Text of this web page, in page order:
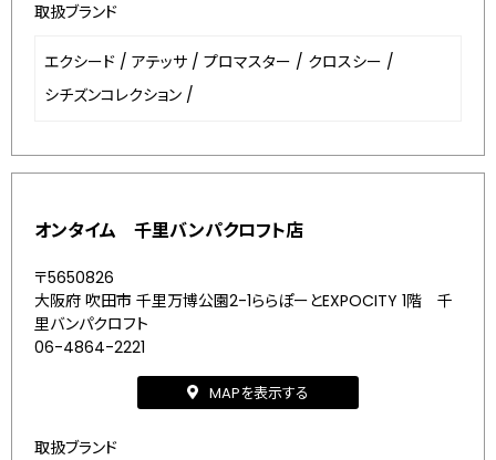
取扱ブランド
エクシード / アテッサ / プロマスター / クロスシー /
シチズンコレクション /
オンタイム 千里バンパクロフト店
〒5650826
大阪府 吹田市 千里万博公園2-1ららぽーとEXPOCITY 1階 千
里バンパクロフト
06-4864-2221
MAPを表示する
取扱ブランド